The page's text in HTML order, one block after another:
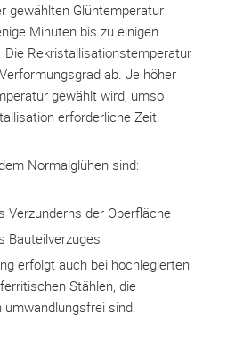
gewählten Glühtemperatur
Minuten bis zu einigen
Die Rekristallisationstemperatur
ab. Je höher
gewählt wird, umso
erforderliche Zeit.
Normalglühen sind:
Verzunderns der Oberfläche
Bauteilverzuges
erfolgt auch bei hochlegierten
Stählen, die
sind.